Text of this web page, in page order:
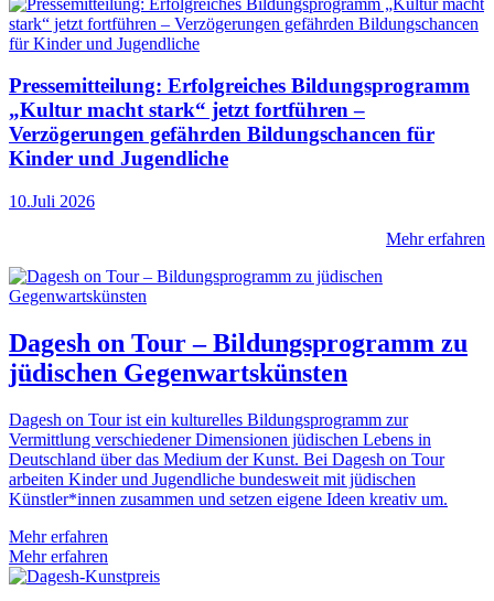
Pressemitteilung: Erfolgreiches Bildungsprogramm
„Kultur macht stark“ jetzt fortführen –
Verzögerungen gefährden Bildungschancen für
Kinder und Jugendliche
10.Juli 2026
Mehr erfahren
Dagesh on Tour – Bildungsprogramm zu
jüdischen Gegenwartskünsten
Dagesh on Tour ist ein kulturelles Bildungsprogramm zur
Vermittlung verschiedener Dimensionen jüdischen Lebens in
Deutschland über das Medium der Kunst. Bei Dagesh on Tour
arbeiten Kinder und Jugendliche bundesweit mit jüdischen
Künstler*innen zusammen und setzen eigene Ideen kreativ um.
Mehr erfahren
Mehr erfahren